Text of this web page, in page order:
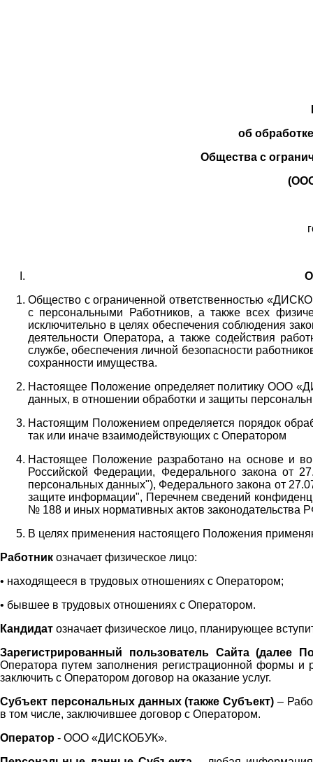
об
Общества с
Общество с ограниченной ответственностью
с персональными Работников, а также всех
исключительно в целях обеспечения соблюдения
деятельности Оператора,а также содействия
службе, обеспечения личной безопасности
сохранности имущества.
Настоящее Положение определяет политику ООО
данных, в отношении обработки и защиты
Настоящим Положением определяется порядок
так или иначе взаимодействующих с Оператором
Настоящее Положение разработано на основе и во
Российской Федерации, Федерального закона
персональных данных"), Федерального закона от
защите информации", Перечнем сведений
№ 188 и иных нормативных актов законодательства
В целях применения настоящего Положения
Работник означает физическое лицо:
• находящееся в трудовых отношениях с Оператором;
• бывшее в трудовых отношениях с Оператором.
Кандидат означает физическое лицо, планирующее
Зарегистрированный пользователь Сайта (далее
Оператора путем заполнения регистрационной формы и
заключить с Оператором договор на оказание услуг.
Субъект персональных данных (также Субъект) –
в том числе, заключившее договор с Оператором.
Оператор - ООО «ДИСКОБУК».